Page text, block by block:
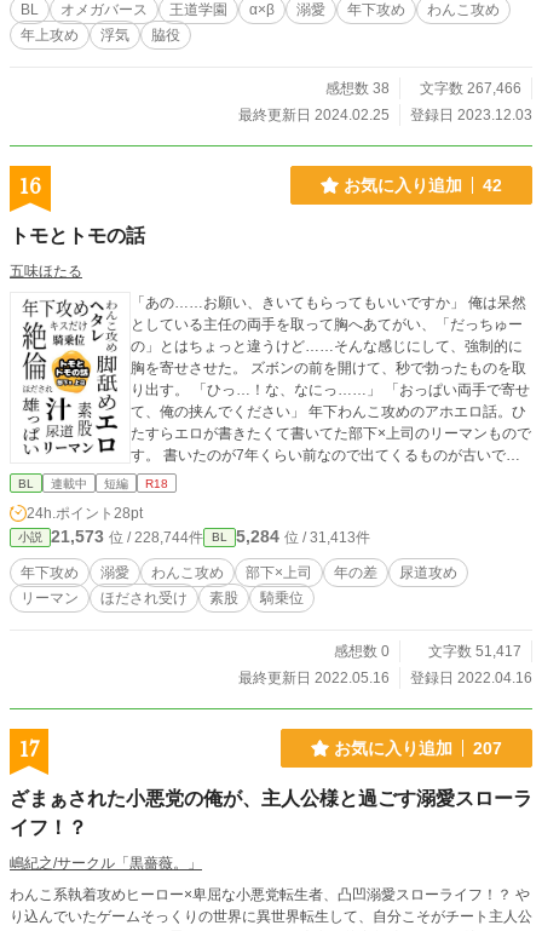
郎（すずおか・りんたろう） 城戸崎海智（じょうとざき・かいち） 長田理央
（おさだ・りお）
BL オメガバース 王道学園 α×β 溺愛 年下攻め
わんこ攻め
年上攻め
浮気 脇役
感想数 38
文字数 267,466
最終更新日 2024.02.25
登録日 2023.12.03
16 お気に入り追加 42
トモとトモの話
五味ほたる
「あの……お願い、きいてもらってもいいですか」 俺は呆然
としている主任の両手を取って胸へあてがい、「だっちゅー
の」とはちょっと違うけど……そんな感じにして、強制的に
胸を寄せさせた。 ズボンの前を開けて、秒で勃ったものを取
り出す。 「ひっ…！な、なにっ……」 「おっぱい両手で寄せ
て、俺の挟んでください」 年下わんこ攻めのアホエロ話。ひ
たすらエロが書きたくて書いてた部下×上司のリーマンもので
す。 書いたのが7年くらい前なので出てくるものが古いで
す。 ■2022.04.13 シリーズ全編加筆修正 ＋ 書き下ろしを入
あります。 Amazonで「五味ほたる」で検索すると出てきま
す。 購入していただけたら、私が近所のケン○ッキーのラン
チ（てりやきツイスターセット、500円）を食べることがで
きます。レビュー、★評価など大変励みになります！ ■書き
下ろしは「睡眠」がテーマになっていて、寝てるエロと寝起
も同じくKindleで配信中。 攻め×攻め、ananの例の特集の
話、不倫プレイ、3Pなど ■このページにアップしているサン
BL 連載中 短編 R18
24h.ポイント 28pt
小説 21,573 位 / 228,744件 BL 5,284 位 / 31,413件
年下攻め 溺愛 わんこ攻め 部下×上司 年の差
尿道攻め
リーマン
ほだされ受け 素股 騎乗位
感想数 0
文字数 51,417
最終更新日 2022.05.16
登録日 2022.04.16
17 お気に入り追加 207
ざまぁされた小悪党の俺が、主人公様と過ごす溺愛スローラ
イフ！？
嶋紀之/サークル「黒薔薇。」
わんこ系執着攻めヒーロー×卑屈な小悪党転生者、凸凹溺愛スローライフ！？ や
り込んでいたゲームそっくりの世界に異世界転生して、自分こそがチート主人公